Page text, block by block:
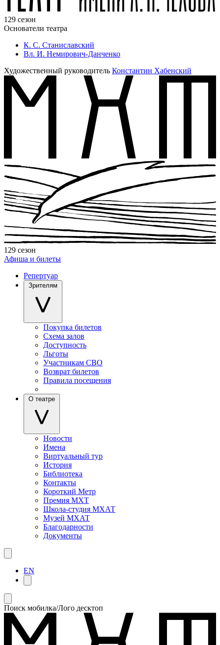
129 сезон
Основатели театра
К. С. Станиславский
Вл. И. Немирович-Данченко
Художественный руководитель Константин Хабенский
129 сезон
Афиша и билеты
Репертуар
Зрителям
Покупка билетов
Схема залов
Доступность
Льготы
Участникам СВО
Возврат билетов
Правила посещения
О театре
Новости
Имена
Виртуальный тур
История
Библиотека
Контакты
Короткий Метр
Премия МХТ
Школа-студия МХАТ
Музей МХАТ
Благодарности
Документы
EN
Поиск мобилка/Лого десктоп